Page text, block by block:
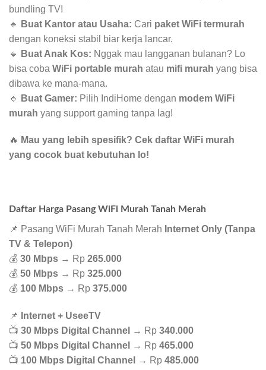
bundling TV!
🔹
Buat Kantor atau Usaha: Cari paket WiFi termurah
dengan koneksi stabil biar kerja lancar.
🔹
Buat Anak Kos: Nggak mau langganan bulanan? Lo
bisa coba WiFi portable murah atau mifi murah yang bisa
dibawa ke mana-mana.
🔹
Buat Gamer: Pilih IndiHome dengan modem WiFi
murah yang support gaming tanpa lag!
🔥 Mau yang lebih spesifik? Cek daftar WiFi murah
yang cocok buat kebutuhan lo!
Daftar Harga Pasang WiFi Murah Tanah Merah
📌 Pasang WiFi Murah Tanah Merah Internet Only (Tanpa
TV & Telepon)
💰 30 Mbps → Rp 265.000
💰 50 Mbps → Rp 325.000
💰 100 Mbps → Rp 375.000
📌
Internet + UseeTV
📺 30 Mbps Digital Channel → Rp 340.000
📺 50 Mbps Digital Channel → Rp 465.000
📺 100 Mbps Digital Channel → Rp 485.000